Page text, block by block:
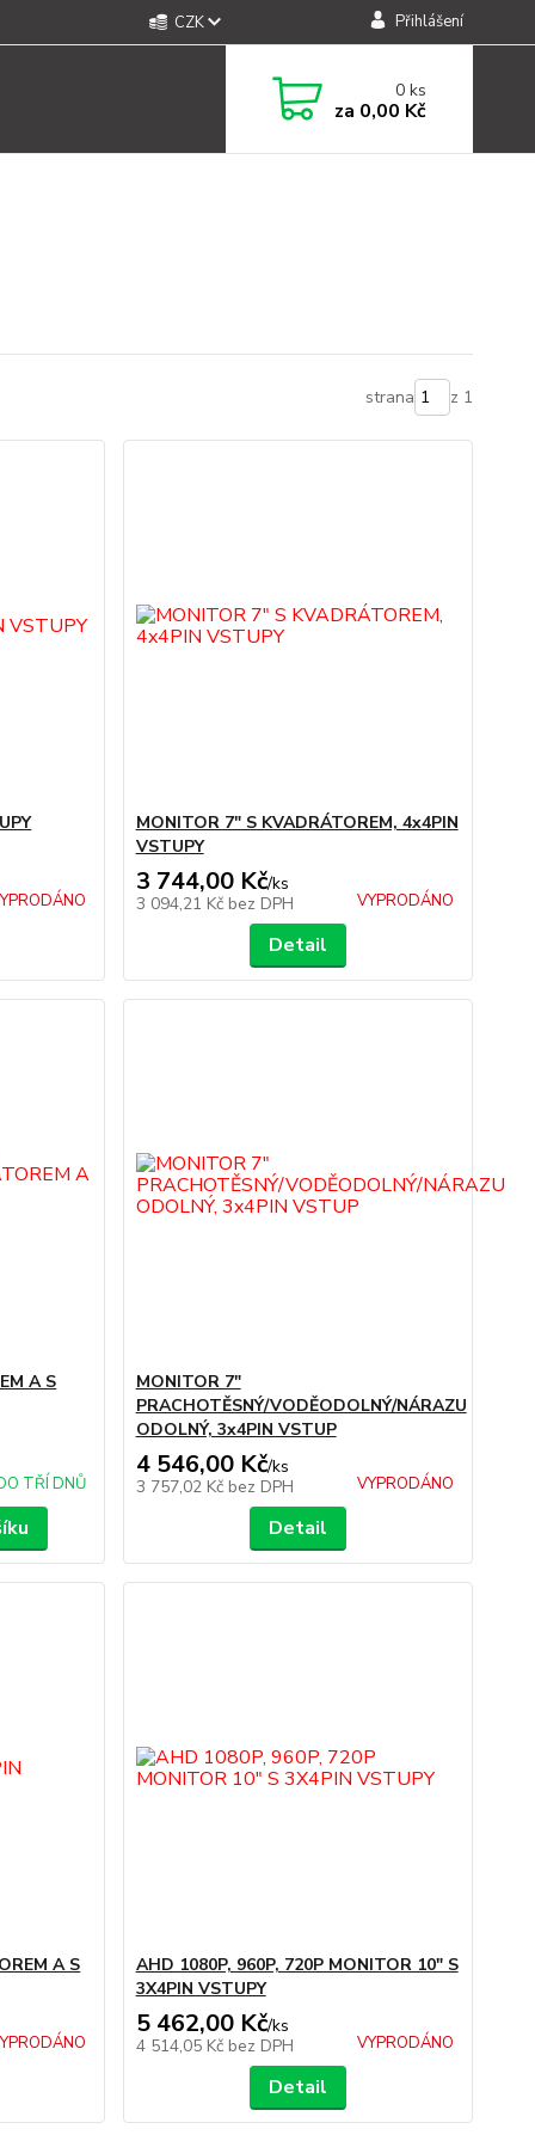
CZK Přihlášení
0ks
za 0,00 Kč
strana z 1
MONITOR 7" S KVADRÁTOREM, 4x4PIN
VSTUPY
3 744,00 Kč/ks
3 094,21 Kč bez DPH VYPRODÁNO
Detail
A S
TŘÍ DNŮ
MONITOR 7"
PRACHOTĚSNÝ/VODĚODOLNÝ/NÁRAZU
ODOLNÝ, 3x4PIN VSTUP
4 546,00 Kč/ks
3 757,02 Kč bez DPH VYPRODÁNO
Detail
A S
AHD 1080P, 960P, 720P MONITOR 10" S
3X4PIN VSTUPY
5 462,00 Kč/ks
4 514,05 Kč bez DPH VYPRODÁNO
Detail